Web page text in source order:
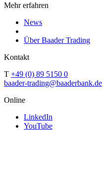
Mehr erfahren
News
Über Baader Trading
Kontakt
T +49 (0) 89 5150 0
baader-trading@baaderbank.de
Online
LinkedIn
YouTube